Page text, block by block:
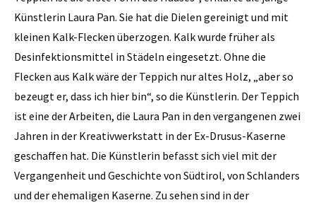
Künstlerin Laura Pan. Sie hat die Dielen gereinigt und mit
kleinen Kalk-Flecken überzogen. Kalk wurde früher als
Desinfektionsmittel in Städeln eingesetzt. Ohne die
Flecken aus Kalk wäre der Teppich nur altes Holz, „aber so
bezeugt er, dass ich hier bin“, so die Künstlerin. Der Teppich
ist eine der Arbeiten, die Laura Pan in den vergangenen zwei
Jahren in der Kreativwerkstatt in der Ex-Drusus-Kaserne
geschaffen hat. Die Künstlerin befasst sich viel mit der
Vergangenheit und Geschichte von Südtirol, von Schlanders
und der ehemaligen Kaserne. Zu sehen sind in der